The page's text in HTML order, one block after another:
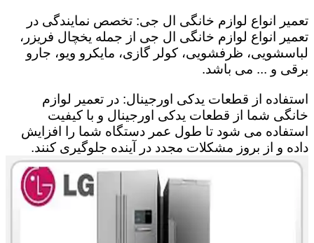
تعمیر انواع لوازم خانگی ال جی: تخصص نمایندگی در
تعمیر انواع لوازم خانگی ال جی از جمله یخچال فریزر،
لباسشویی، ظرفشویی، کولر گازی، مایکرو ویو، جارو
برقی و ... می باشد.
استفاده از قطعات یدکی اورجینال: در تعمیر لوازم
خانگی شما از قطعات یدکی اورجینال و با کیفیت
استفاده می شود تا طول عمر دستگاه شما را افزایش
داده و از بروز مشکلات مجدد در آینده جلوگیری کنند.